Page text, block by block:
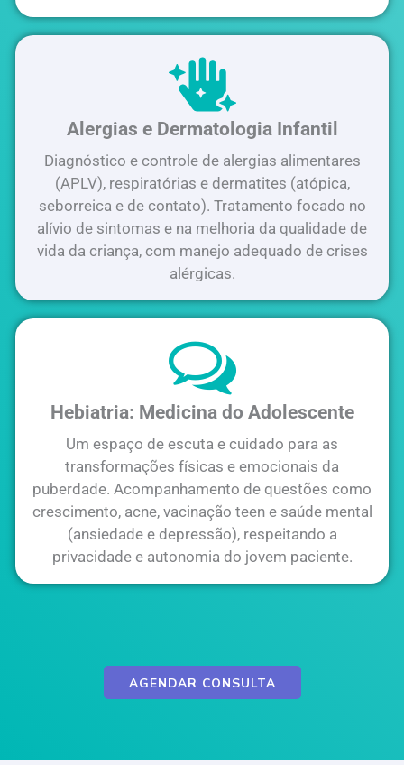
Alergias e Dermatologia Infantil
Diagnóstico e controle de alergias alimentares
(APLV), respiratórias e dermatites (atópica,
seborreica e de contato). Tratamento focado no
alívio de sintomas e na melhoria da qualidade de
vida da criança, com manejo adequado de crises
alérgicas.
Hebiatria: Medicina do Adolescente
Um espaço de escuta e cuidado para as
transformações físicas e emocionais da
puberdade. Acompanhamento de questões como
crescimento, acne, vacinação teen e saúde mental
(ansiedade e depressão), respeitando a
privacidade e autonomia do jovem paciente.
AGENDAR CONSULTA